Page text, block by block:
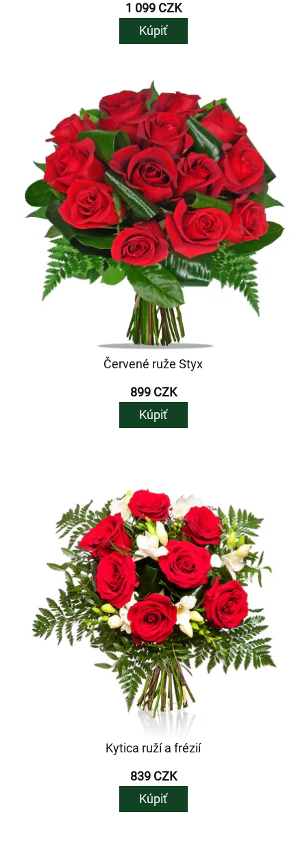
1 099 CZK
Kúpiť
Červené ruže Styx
899 CZK
Kúpiť
Kytica ruží a frézií
839 CZK
Kúpiť